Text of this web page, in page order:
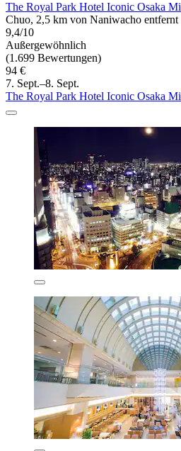
The Royal Park Hotel Iconic Osaka
Chuo, 2,5 km von Naniwacho entfernt
9,4/10
Außergewöhnlich
(1.699 Bewertungen)
94 €
7. Sept.–8. Sept.
The Royal Park Hotel Iconic Osaka